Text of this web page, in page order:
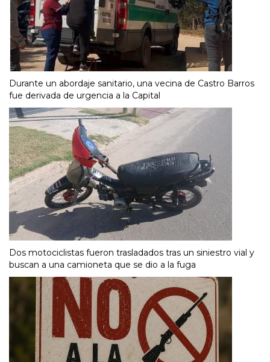
Durante un abordaje sanitario, una vecina de Castro Barros
fue derivada de urgencia a la Capital
Dos motociclistas fueron trasladados tras un siniestro vial y
buscan a una camioneta que se dio a la fuga